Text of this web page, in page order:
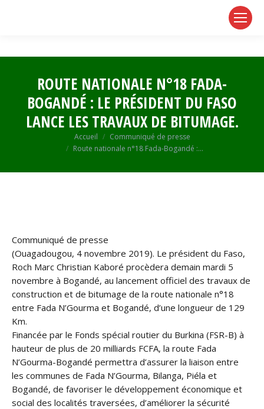
ROUTE NATIONALE N°18 FADA-
BOGANDÉ : LE PRÉSIDENT DU FASO
LANCE LES TRAVAUX DE BITUMAGE.
Accueil
Communiqué de presse
Route nationale n°18 Fada-Bogandé :…
Communiqué de presse
(Ouagadougou, 4 novembre 2019). Le président du Faso,
Roch Marc Christian Kaboré procèdera demain mardi 5
novembre à Bogandé, au lancement officiel des travaux de
construction et de bitumage de la route nationale n°18
entre Fada N’Gourma et Bogandé, d’une longueur de 129
Km.
Financée par le Fonds spécial routier du Burkina (FSR-B) à
hauteur de plus de 20 milliards FCFA, la route Fada
N’Gourma-Bogandé permettra d’assurer la liaison entre
les communes de Fada N’Gourma, Bilanga, Piéla et
Bogandé, de favoriser le développement économique et
social des localités traversées, d’améliorer la sécurité